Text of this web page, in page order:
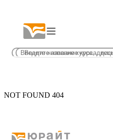
NOT FOUND 404